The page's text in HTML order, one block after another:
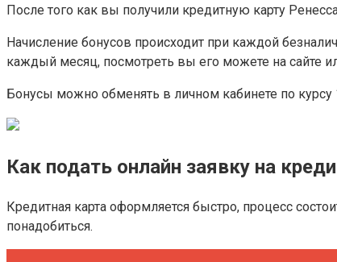
После того как вы получили кредитную карту
Начисление бонусов происходит при каждой
каждый месяц, посмотреть вы его можете на сайте
Бонусы можно обменять в личном кабинете по
Как подать онлайн заявку на
Кредитная карта оформляется быстро, процесс
понадобиться.